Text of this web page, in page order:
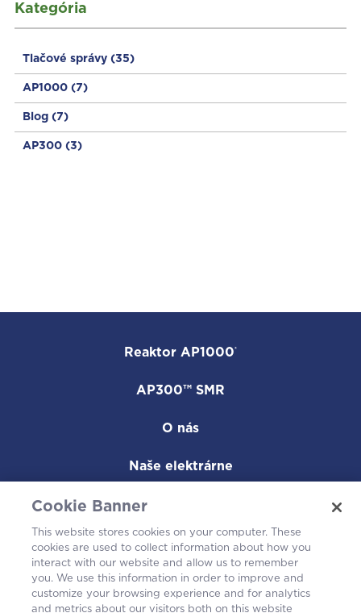
Kategória
Tlačové správy (35)
AP1000 (7)
Blog (7)
AP300 (3)
Reaktor AP1000®
AP300™ SMR
O nás
Naše elektrárne
Komunita
Cookie Banner
This website stores cookies on your computer. These
cookies are used to collect information about how you
interact with our website and allow us to remember
you. We use this information in order to improve and
customize your browsing experience and for analytics
and metrics about our visitors both on this website